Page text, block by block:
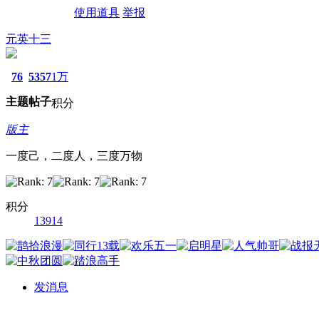
使用道具 举报
元英十三
76
主题
5357
帖子
1万
积分
版主
一度己，二度人，三度万物
积分
13914
发消息